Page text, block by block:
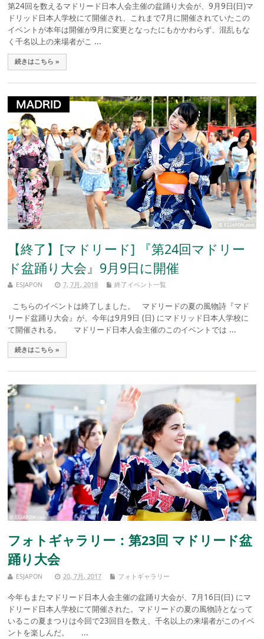
第24回を数えるマドリード日本人会主催の盆踊り大会が、9月9日(日)マ
ドリッド日本人学校にて開催され、これまで7月に開催されていたこの
イベントが本年は開催が9月に変更となったにもかかわらず、混乱もな
く千名以上の来場者がこ ...
続きはこちら »
【終了】[マドリード] 『第24回マドリー
ド盆踊り大会』9月9日に開催
ESJAPON 7, 7月, 2018 終了イベント一覧
こちらのイベントは終了しました。 マドリードの夏の風物詩『マド
リード盆踊り大会』が、今年は9月9日 (日) にマドリッド日本人学校に
て開催される。 マドリード日本人会主催のこのイベントでは ...
続きはこちら »
フォトギャラリー：第23回 マドリード盆
踊り大会
ESJAPON 20, 7月, 2017 フォトギャラリー
今年もまたマドリード日本人会主催の盆踊り大会が、7月16日(日) にマ
ドリード日本人学校にて開催された。マドリードの夏の風物詩となって
いるこの夏まつりは今回で23回目を数え、千名以上の来場者がこのイベ
ントを楽しんだ。 ...